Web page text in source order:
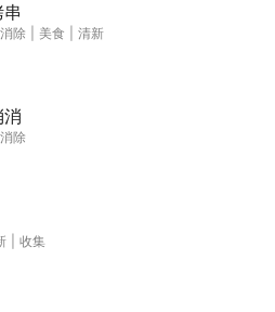
消除 美食
清新
消除
收集